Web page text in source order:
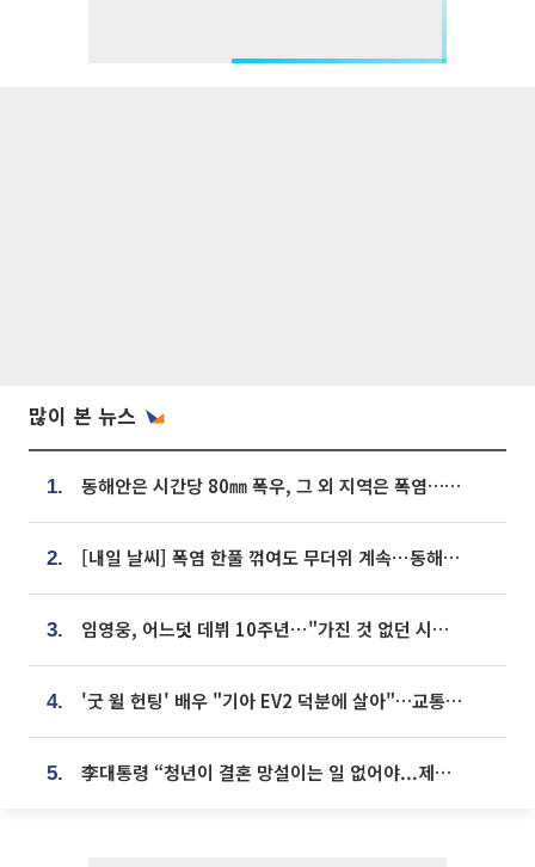
많이 본 뉴스
1. 동해안은 시간당 80㎜ 폭우, 그 외 지역은 폭염…‘극과 극 날씨’
2. [내일 날씨] 폭염 한풀 꺾여도 무더위 계속⋯동해안 이틀 연속 비
3. 임영웅, 어느덧 데뷔 10주년⋯"가진 것 없던 시절, 내 앞엔 20명의 팬뿐"
4. '굿 윌 헌팅' 배우 "기아 EV2 덕분에 살아"…교통사고 후 안전성 극찬
5. 李대통령 “청년이 결혼 망설이는 일 없어야...제도상 불이익 조사”